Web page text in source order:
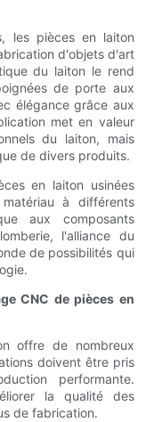
les pièces en laiton
d'objets d'art
du laiton le rend
de porte aux
élégance grâce aux
met en valeur
du laiton, mais
de divers produits.
en laiton usinées
à différents
aux composants
l'alliance du
de possibilités qui
CNC de pièces en
offre de nombreux
doivent être pris
performante.
la qualité des
de fabrication.